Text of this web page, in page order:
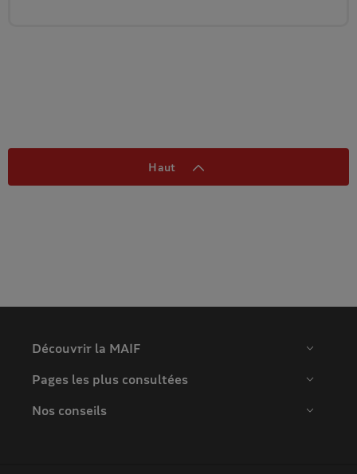
Haut
Découvrir la MAIF
Pages les plus consultées
Nos conseils